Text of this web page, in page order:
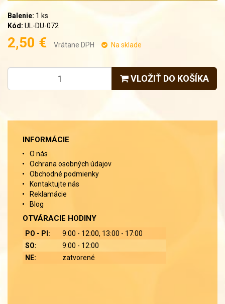
Balenie: 1 ks
Kód: UL-DU-072
2,50 € Vrátane DPH Na sklade
VLOŽIŤ DO KOŠÍKA
INFORMÁCIE
O nás
Ochrana osobných údajov
Obchodné podmienky
Kontaktujte nás
Reklamácie
Blog
OTVÁRACIE HODINY
PO - PI:
9:00 - 12:00, 13:00 - 17:00
SO:
9:00 - 12:00
NE:
zatvorené